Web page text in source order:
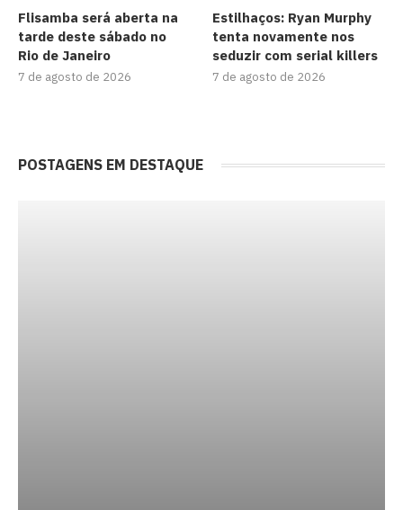
Flisamba será aberta na
tarde deste sábado no
Rio de Janeiro
7 de agosto de 2026
Estilhaços: Ryan Murphy
tenta novamente nos
seduzir com serial killers
7 de agosto de 2026
POSTAGENS EM DESTAQUE